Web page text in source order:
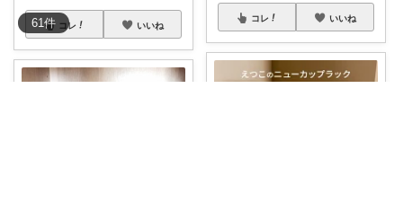
61件 コレ いいね
コレ いいね